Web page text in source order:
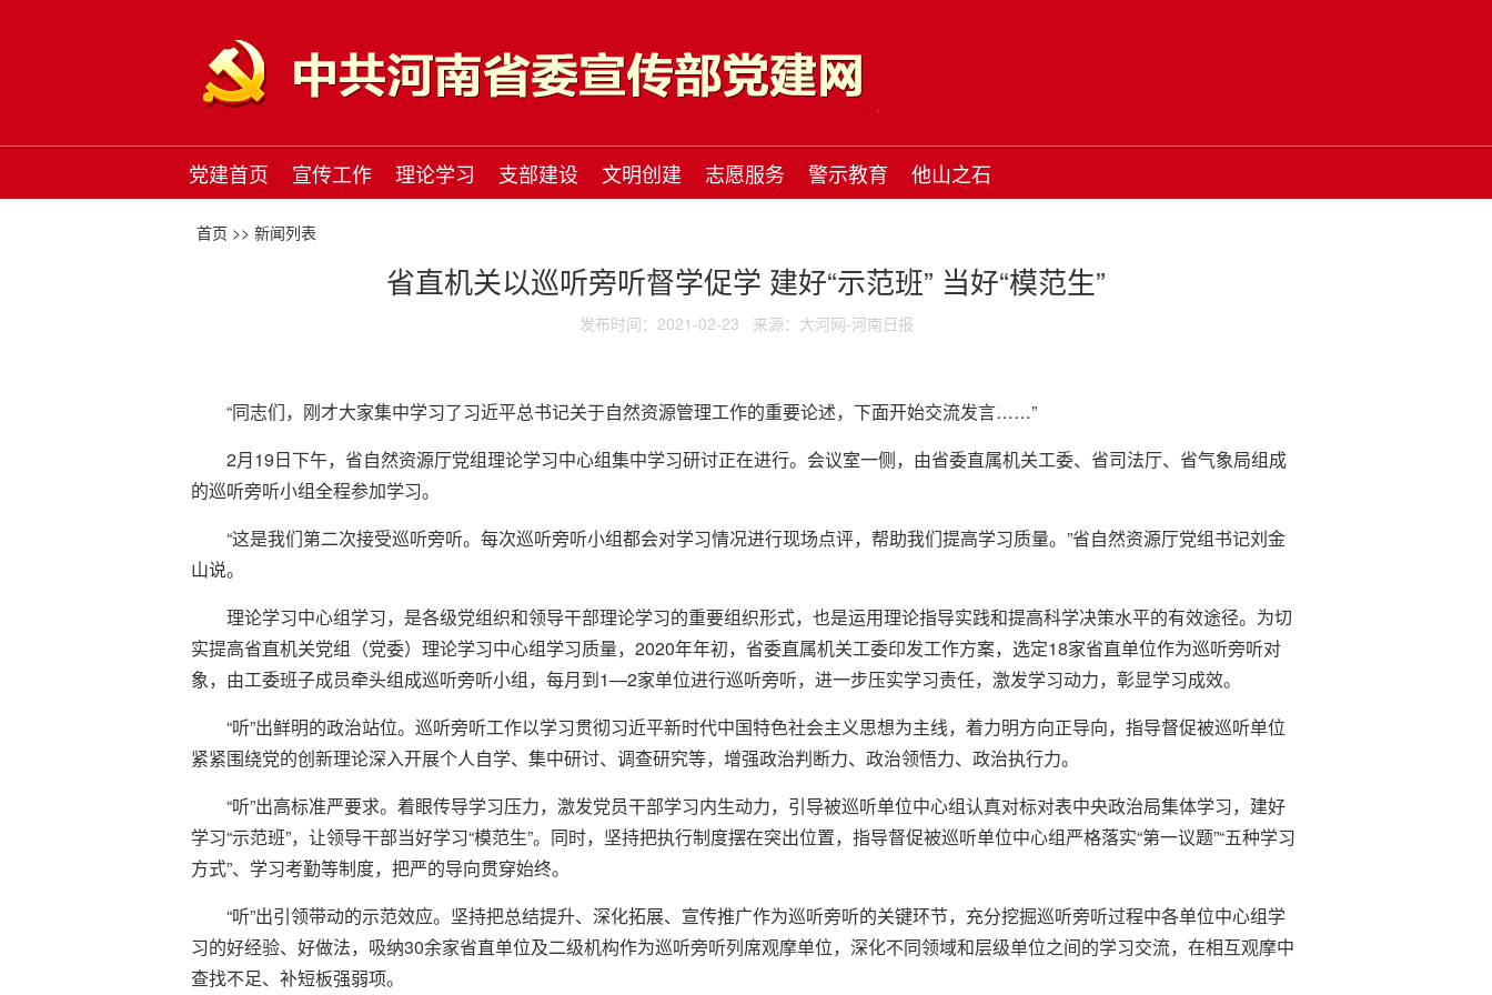
党建首页 宣传工作 理论学习 支部建设 文明创建 志愿服务 警示教育 他山之石
首页 >> 新闻列表
省直机关以巡听旁听督学促学 建好“示范班” 当好“模范生”
发布时间：2021-02-23 来源：大河网-河南日报
“同志们，刚才大家集中学习了习近平总书记关于自然资源管理工作的重要论述，下面开始交流发言……”
2月19日下午，省自然资源厅党组理论学习中心组集中学习研讨正在进行。会议室一侧，由省委直属机关工委、省司法厅、省气象局组成
的巡听旁听小组全程参加学习。
“这是我们第二次接受巡听旁听。每次巡听旁听小组都会对学习情况进行现场点评，帮助我们提高学习质量。”省自然资源厅党组书记刘金
山说。
理论学习中心组学习，是各级党组织和领导干部理论学习的重要组织形式，也是运用理论指导实践和提高科学决策水平的有效途径。为切
实提高省直机关党组（党委）理论学习中心组学习质量，2020年年初，省委直属机关工委印发工作方案，选定18家省直单位作为巡听旁听对
象，由工委班子成员牵头组成巡听旁听小组，每月到1—2家单位进行巡听旁听，进一步压实学习责任，激发学习动力，彰显学习成效。
“听”出鲜明的政治站位。巡听旁听工作以学习贯彻习近平新时代中国特色社会主义思想为主线，着力明方向正导向，指导督促被巡听单位
紧紧围绕党的创新理论深入开展个人自学、集中研讨、调查研究等，增强政治判断力、政治领悟力、政治执行力。
“听”出高标准严要求。着眼传导学习压力，激发党员干部学习内生动力，引导被巡听单位中心组认真对标对表中央政治局集体学习，建好
学习“示范班”，让领导干部当好学习“模范生”。同时，坚持把执行制度摆在突出位置，指导督促被巡听单位中心组严格落实“第一议题”“五种学习
方式”、学习考勤等制度，把严的导向贯穿始终。
“听”出引领带动的示范效应。坚持把总结提升、深化拓展、宣传推广作为巡听旁听的关键环节，充分挖掘巡听旁听过程中各单位中心组学
习的好经验、好做法，吸纳30余家省直单位及二级机构作为巡听旁听列席观摩单位，深化不同领域和层级单位之间的学习交流，在相互观摩中
查找不足、补短板强弱项。